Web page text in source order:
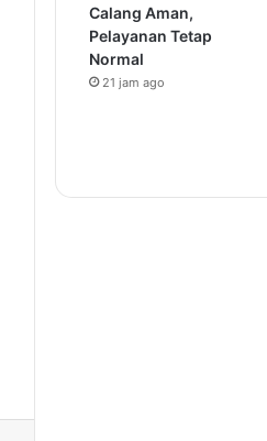
Calang Aman,
Pelayanan Tetap
Normal
21 jam ago